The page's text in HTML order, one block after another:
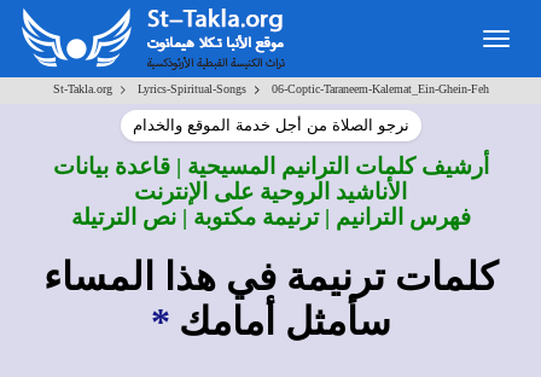
St-Takla.org> Lyrics-Spiritual-Songs> 06-Coptic-Taraneem-Kalemat_Ein-Ghein-Feh
نرجو الصلاة من أجل خدمة الموقع والخدام
أرشيف كلمات الترانيم المسيحية | قاعدة بيانات
الأناشيد الروحية على الإنترنت
فهرس الترانيم | ترنيمة مكتوبة | نص الترتيلة
كلمات ترنيمة في هذا المساء
سأمثل أمامك *